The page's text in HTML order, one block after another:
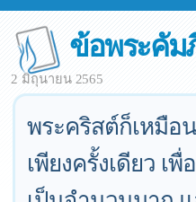
ข้อพระคัม
2 มิถุนายน 2565
พระคริสต์ก็เหมือ
เพียงครั้งเดียว เ